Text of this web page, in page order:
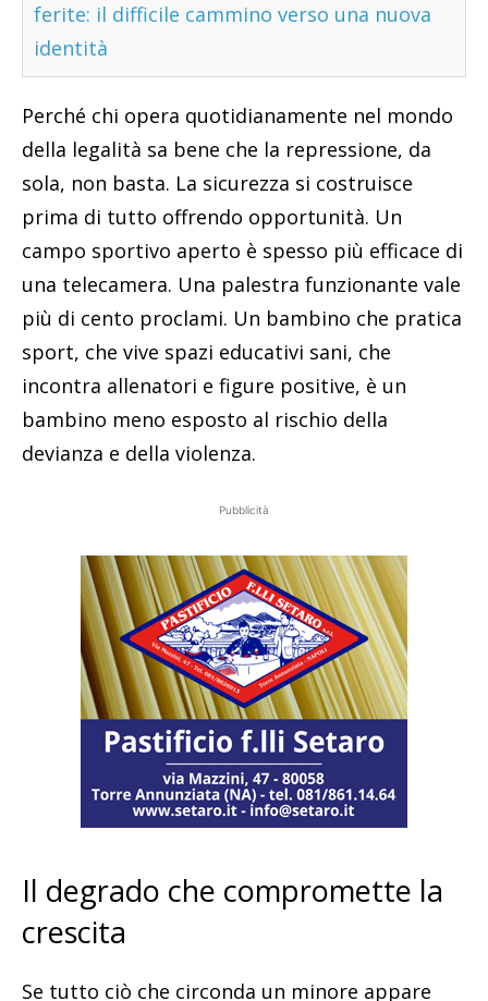
ferite: il difficile cammino verso una nuova
identità
Perché chi opera quotidianamente nel mondo
della legalità sa bene che la repressione, da
sola, non basta. La sicurezza si costruisce
prima di tutto offrendo opportunità. Un
campo sportivo aperto è spesso più efficace di
una telecamera. Una palestra funzionante vale
più di cento proclami. Un bambino che pratica
sport, che vive spazi educativi sani, che
incontra allenatori e figure positive, è un
bambino meno esposto al rischio della
devianza e della violenza.
Pubblicità
Il degrado che compromette la
crescita
Se tutto ciò che circonda un minore appare